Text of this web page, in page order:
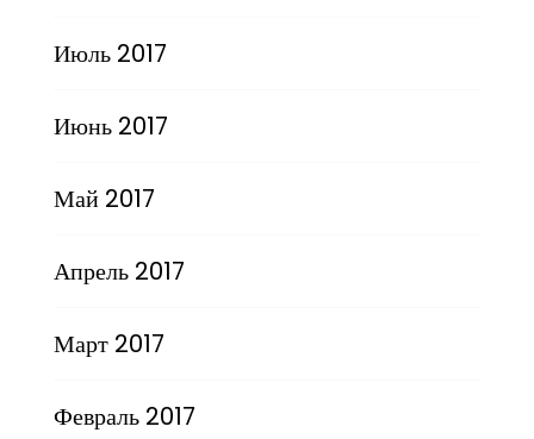
Июль 2017
Июнь 2017
Май 2017
Апрель 2017
Март 2017
Февраль 2017